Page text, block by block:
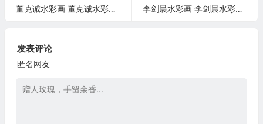
董克诚水彩画 董克诚水彩画价格
李剑晨水彩画 李剑晨水彩画作品风格特点
发表评论
匿名网友